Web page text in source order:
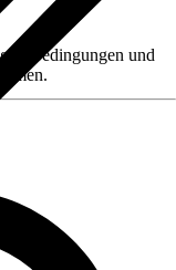
und